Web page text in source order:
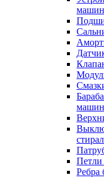
машин
машин
Петли
Ребра